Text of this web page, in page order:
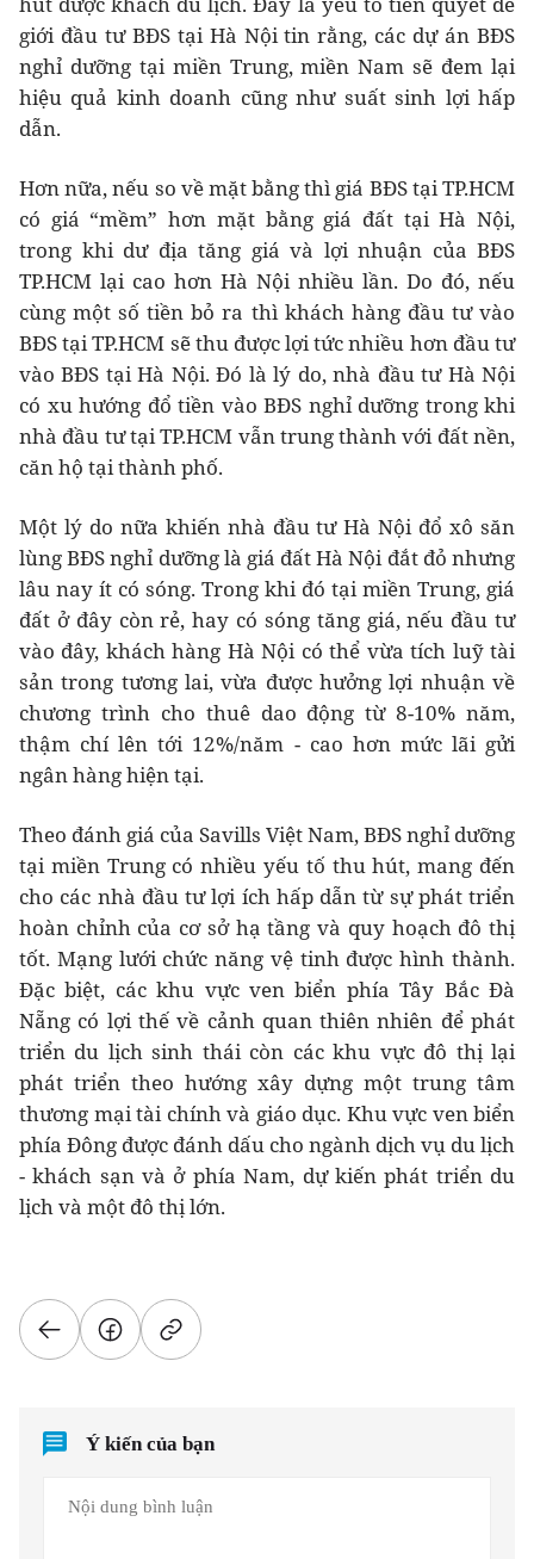
giới đầu tư BĐS tại Hà Nội tin rằng, các dự án BĐS
nghỉ dưỡng tại miền Trung, miền Nam sẽ đem lại
hiệu quả kinh doanh cũng như suất sinh lợi hấp
dẫn.
Hơn nữa, nếu so về mặt bằng thì giá BĐS tại TP.HCM
có giá “mềm” hơn mặt bằng giá đất tại Hà Nội,
trong khi dư địa tăng giá và lợi nhuận của BĐS
TP.HCM lại cao hơn Hà Nội nhiều lần. Do đó, nếu
cùng một số tiền bỏ ra thì khách hàng đầu tư vào
BĐS tại TP.HCM sẽ thu được lợi tức nhiều hơn đầu tư
vào BĐS tại Hà Nội. Đó là lý do, nhà đầu tư Hà Nội
có xu hướng đổ tiền vào BĐS nghỉ dưỡng trong khi
nhà đầu tư tại TP.HCM vẫn trung thành với đất nền,
căn hộ tại thành phố.
Một lý do nữa khiến nhà đầu tư Hà Nội đổ xô săn
lùng BĐS nghỉ dưỡng là giá đất Hà Nội đắt đỏ nhưng
lâu nay ít có sóng. Trong khi đó tại miền Trung, giá
đất ở đây còn rẻ, hay có sóng tăng giá, nếu đầu tư
vào đây, khách hàng Hà Nội có thể vừa tích luỹ tài
sản trong tương lai, vừa được hưởng lợi nhuận về
chương trình cho thuê dao động từ 8-10% năm,
thậm chí lên tới 12%/năm - cao hơn mức lãi gửi
ngân hàng hiện tại.
Theo đánh giá của Savills Việt Nam, BĐS nghỉ dưỡng
tại miền Trung có nhiều yếu tố thu hút, mang đến
cho các nhà đầu tư lợi ích hấp dẫn từ sự phát triển
hoàn chỉnh của cơ sở hạ tầng và quy hoạch đô thị
tốt. Mạng lưới chức năng vệ tinh được hình thành.
Đặc biệt, các khu vực ven biển phía Tây Bắc Đà
Nẵng có lợi thế về cảnh quan thiên nhiên để phát
triển du lịch sinh thái còn các khu vực đô thị lại
phát triển theo hướng xây dựng một trung tâm
thương mại tài chính và giáo dục. Khu vực ven biển
phía Đông được đánh dấu cho ngành dịch vụ du lịch
- khách sạn và ở phía Nam, dự kiến phát triển du
lịch và một đô thị lớn.
Ý kiến của bạn